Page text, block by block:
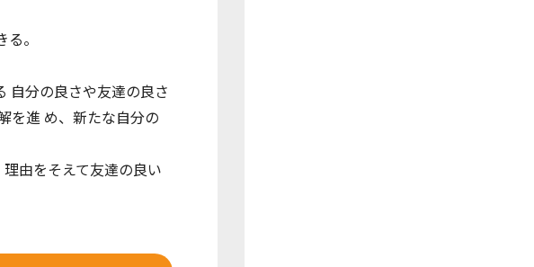
。
⾃分の良さや友達の良さ
を進 め、新たな⾃分の
由をそえて友達の良い